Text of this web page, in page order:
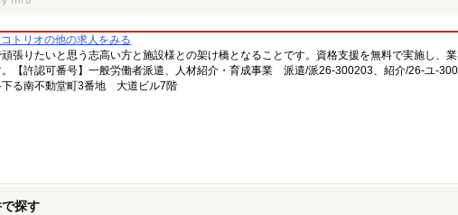
トリオの他の求人をみる
頑張りたいと思う志高い方と施設様との架け橋となることです。資格支援を無料で実施し、
【許認可番号】一般労働者派遣、人材紹介・育成事業 派遣/派26-300203、紹介/26-ユ-
下る南不動堂町3番地 大道ビル7階
探す